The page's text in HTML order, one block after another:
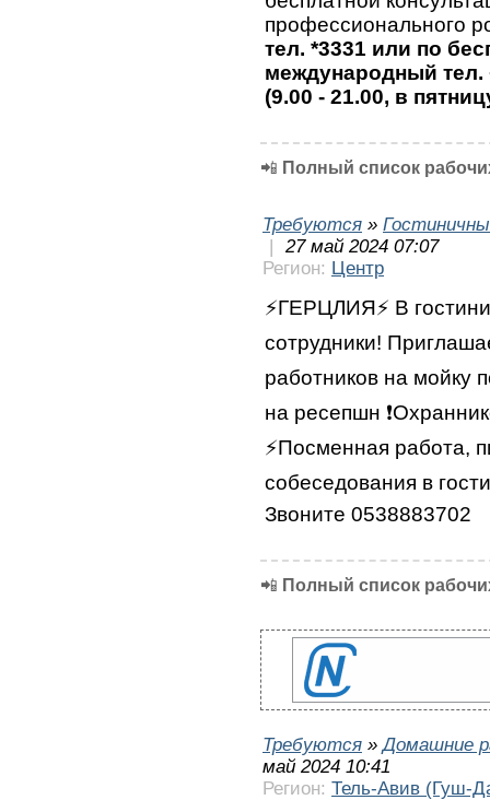
профессионального
тел. *3331 или по
международный тел.
(9.00 - 21.00, в
📲 Полный список
Требуются »
|
27 май 2024 07:07
Регион: Центр
⚡️ГЕРЦЛИЯ⚡️ В
сотрудники!
работников на мойку
на ресепшн
⚡️Посменная работа,
собеседования в
Звоните 0538883702
📲 Полный список
Требуются »Домашние
май 2024 10:41
Регион: Тель-Авив (Гуш-